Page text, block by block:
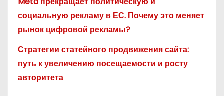
социальную рекламу в ЕС. Почему это меняет
рынок цифровой рекламы?
Стратегии статейного продвижения сайта:
путь к увеличению посещаемости и росту
авторитета